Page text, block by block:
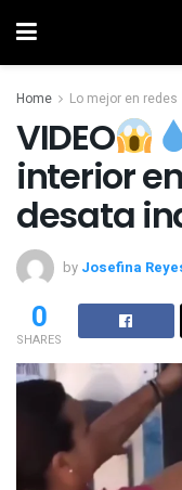
Home Lo mejor en redes
VIDEO
interior
desata
by Josefina
0
SHARES